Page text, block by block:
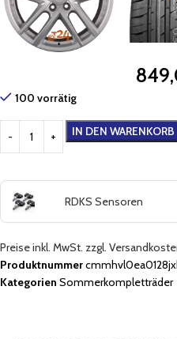
100 vorrätig
IN DEN WARENKORB
RDKS Sensoren
Preise inkl. MwSt. zzgl.
Produktnummer
Kategorien Sommerkompletträder